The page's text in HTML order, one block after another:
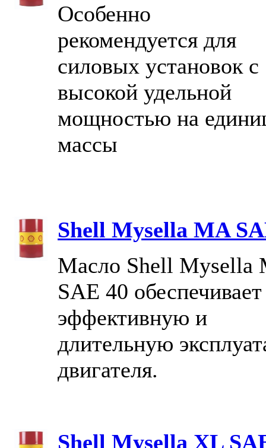
Особенно
рекомендуется для
силовых установок с
высокой удельной
мощностью на
массы
Shell Mysella MA
Масло Shell Mysella
SAE 40 обеспечивает
эффективную и
длительную
двигателя.
Shell Mysella XL